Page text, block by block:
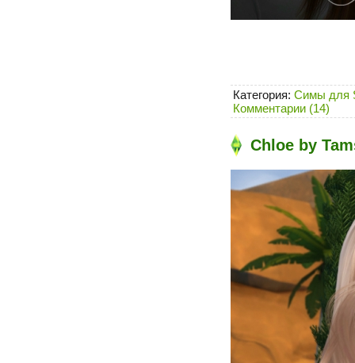
Категория: Симы для
Комментарии (14)
Chloe by